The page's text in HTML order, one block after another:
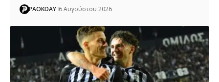
PAOKDAY 6 Αυγούστου 2026